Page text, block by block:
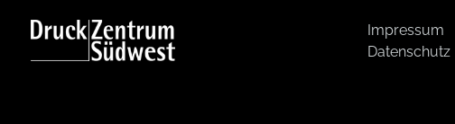
Impressum
Datenschutz